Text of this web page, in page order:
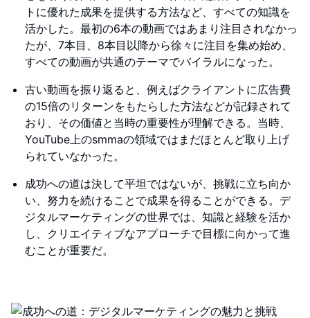
トに優れた成果を提供する方法など、すべての知識を
活かした。最初の6本の動画ではあまり注目されなかっ
たが、7本目、8本目以降から徐々に注目を集め始め、
すべての動画が共通のテーマでバイラルになった。
古い動画を振り返ると、例えばクライアントに広告費
の15倍のリターンをもたらした方法などが記録されて
おり、その価値と当時の重要性が理解できる。当時、
YouTube上のsmmaの領域ではまだほとんど取り上げ
られていなかった。
成功への道は決して平坦ではないが、挑戦に立ち向か
い、努力を続けることで成果を得ることができる。デ
ジタルマーケティングの世界では、知識と経験を活か
し、クリエイティブなアプローチで目標に向かって進
むことが重要だ。